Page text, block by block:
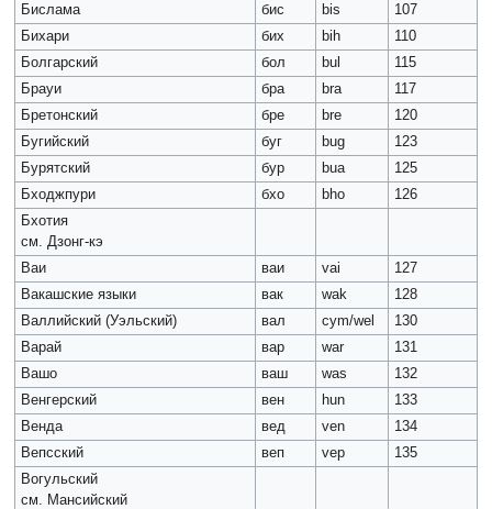
Бислама
бис bis
107
Бихари
бих bih
110
Болгарский
бол bul
115
Брауи
бра bra
117
Бретонский
бре bre
120
Бугийский
буг bug
123
Бурятский
бур bua
125
Бходжпури
бхо bho
126
Бхотия
см. Дзонг-кэ
Ваи
ваи vai
127
Вакашские языки
вак wak
128
Валлийский (Уэльский)
вал cym/wel
130
Варай
вар war
131
Вашо
ваш was
132
Венгерский
вен hun
133
Венда
вед ven
134
Вепсский
веп vep
135
Вогульский
см. Мансийский